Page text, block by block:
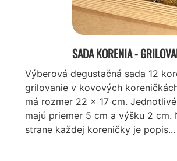
SADA KORENIA -
Výberová degustačná sada 12
grilovanie v kovových
má rozmer 22 x 17 cm.
majú priemer 5 cm a výšku 2 cm.
strane každej koreničky je popis...